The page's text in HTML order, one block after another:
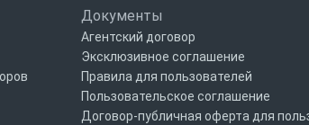
Документы
Агентский договор
Эксклюзивное соглашение
Правила для пользователей
Пользовательское соглашение
Договор-публичная оферта для